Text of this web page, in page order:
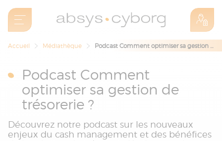
Accueil Médiathèque Podcast Comment optimiser sa gestion de trésorerie ?
Podcast Comment
optimiser sa gestion de
trésorerie ?
Découvrez notre podcast sur les nouveaux
enjeux du cash management et des bénéfices